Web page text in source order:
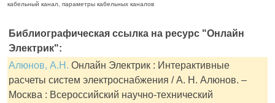
кабельный канал, параметры кабельных каналов
Библиографическая ссылка на ресурс "Онлайн
Электрик":
Алюнов, А.Н. Онлайн Электрик : Интерактивные
расчеты систем электроснабжения / А. Н. Алюнов. –
Москва : Всероссийский научно-технический